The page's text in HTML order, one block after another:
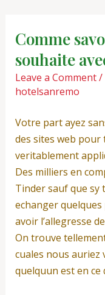
contentComme
souhaite
Leave a Comment/
hotelsanremo
Votre part ayez
des sites web
veritablement
Des milliers en
Tinder sauf que sy
echanger
avoir l’allegresse
On trouve
cuales nous
quelquun est en ce